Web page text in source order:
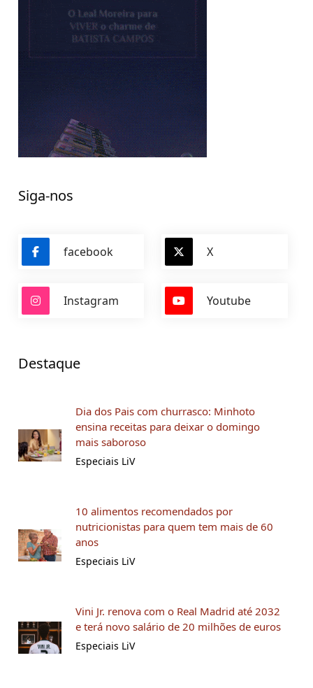
Siga-nos
facebook X
Instagram Youtube
Destaque
Dia dos Pais com churrasco: Minhoto
ensina receitas para deixar o domingo
mais saboroso
Especiais LiV
10 alimentos recomendados por
nutricionistas para quem tem mais de 60
anos
Especiais LiV
Vini Jr. renova com o Real Madrid até 2032
e terá novo salário de 20 milhões de euros
Especiais LiV